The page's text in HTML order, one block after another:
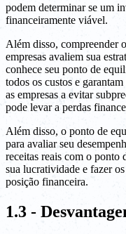
podem determinar se um
financeiramente viável.
Além disso, compreender
empresas avaliem sua
conhece seu ponto de
todos os custos e
as empresas a evitar
pode levar a perdas
Além disso, o ponto de
para avaliar seu
receitas reais com o ponto
sua lucratividade e fazer
posição financeira.
1.3 -